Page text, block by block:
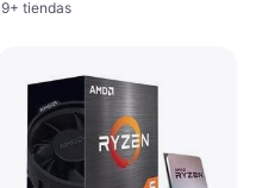
9+ tiendas